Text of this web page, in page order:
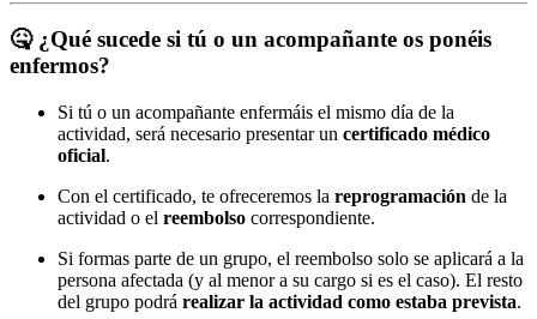
🤒 ¿Qué sucede si tú o un acompañante os ponéis
enfermos?
Si tú o un acompañante enfermáis el mismo día de la
actividad, será necesario presentar un certificado médico
oficial.
Con el certificado, te ofreceremos la reprogramación de la
actividad o el reembolso correspondiente.
Si formas parte de un grupo, el reembolso solo se aplicará a la
persona afectada (y al menor a su cargo si es el caso). El resto
del grupo podrá realizar la actividad como estaba prevista.